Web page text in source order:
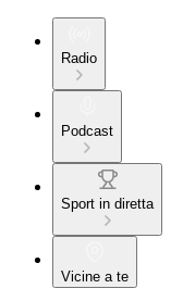
Radio
Podcast
Sport in diretta
Vicine a te